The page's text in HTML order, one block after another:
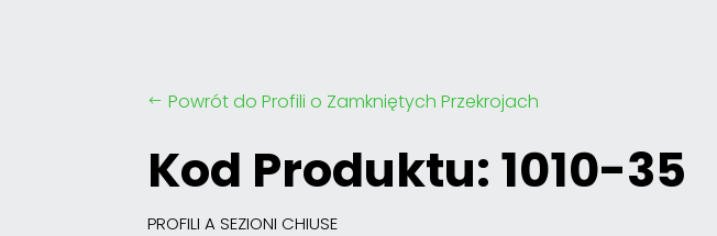
# Powrót do Profili o Zamkniętych Przekrojach
Kod Produktu: 1010-35
PROFILI A SEZIONI CHIUSE